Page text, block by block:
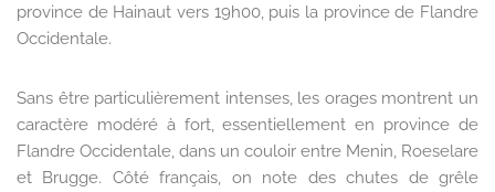
province de Hainaut vers 19h00, puis la province de Flandre
Occidentale.
Sans être particulièrement intenses, les orages montrent un
caractère modéré à fort, essentiellement en province de
Flandre Occidentale, dans un couloir entre Menin, Roeselare
et Brugge. Côté français, on note des chutes de grêle